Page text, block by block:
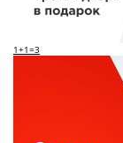
1+1=3